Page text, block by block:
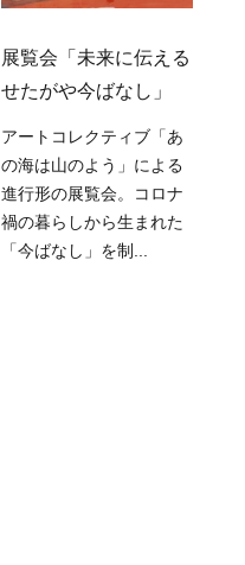
展覧会「未来に伝える
せたがや今ばなし」
アートコレクティブ「あ
の海は山のよう」による
進行形の展覧会。コロナ
禍の暮らしから生まれた
「今ばなし」を制...